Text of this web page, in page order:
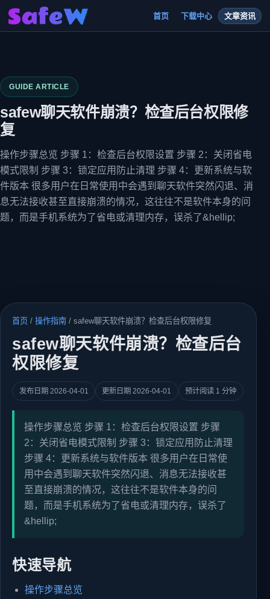
首页 下载中心 文章资讯
GUIDE ARTICLE
safew聊天软件崩溃？检查后台权限修
复
操作步骤总览 步骤 1：检查后台权限设置 步骤 2：关闭省电
模式限制 步骤 3：锁定应用防止清理 步骤 4：更新系统与软
件版本 很多用户在日常使用中会遇到聊天软件突然闪退、消
息无法接收甚至直接崩溃的情况，这往往不是软件本身的问
题，而是手机系统为了省电或清理内存，误杀了&hellip;
首页 /操作指南 /safew聊天软件崩溃？检查后台权限修复
safew聊天软件崩溃？检查后台
权限修复
发布日期 2026-04-01 更新日期 2026-04-01 预计阅读 1 分钟
操作步骤总览 步骤 1：检查后台权限设置 步骤
2：关闭省电模式限制 步骤 3：锁定应用防止清理
步骤 4：更新系统与软件版本 很多用户在日常使
用中会遇到聊天软件突然闪退、消息无法接收甚
至直接崩溃的情况，这往往不是软件本身的问
题，而是手机系统为了省电或清理内存，误杀了
&hellip;
快速导航
操作步骤总览